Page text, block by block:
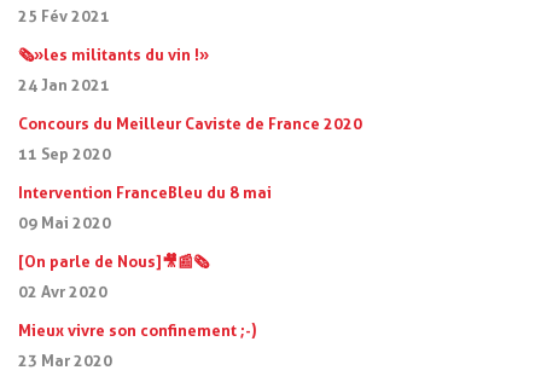
25 Fév 2021
🗞 »les militants du vin ! »
24 Jan 2021
Concours du Meilleur Caviste de France 2020
11 Sep 2020
Intervention FranceBleu du 8 mai
09 Mai 2020
[On parle de Nous]🎥📰🗞
02 Avr 2020
Mieux vivre son confinement ;-)
23 Mar 2020